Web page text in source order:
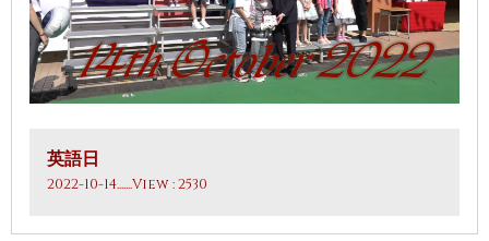
英語日
2022-10-14.......View : 2530